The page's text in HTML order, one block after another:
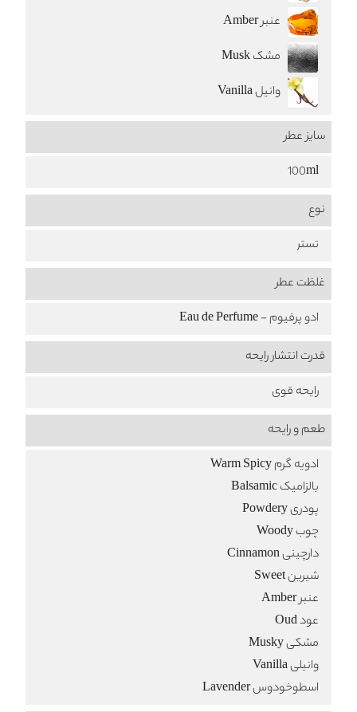
عنبر Amber
مشک Musk
وانیل Vanilla
سایز عطر
100ml
نوع
تستر
غلظت عطر
ادو پرفیوم - Eau de Perfume
قدرت انتشار رایحه
رایحه قوی
طعم‌ و رایحه
ادویه گرم Warm Spicy
بالزامیک Balsamic
پودری Powdery
چوب Woody
دارچینی Cinnamon
شیرین Sweet
عنبر Amber
عود Oud
مشکی Musky
وانیلی Vanilla
اسطوخودوس Lavender